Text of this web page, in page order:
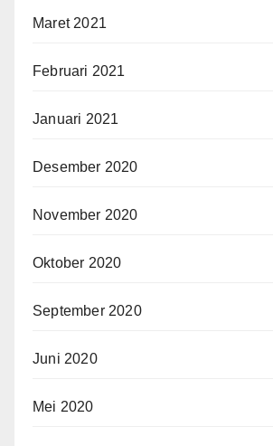
Maret 2021
Februari 2021
Januari 2021
Desember 2020
November 2020
Oktober 2020
September 2020
Juni 2020
Mei 2020